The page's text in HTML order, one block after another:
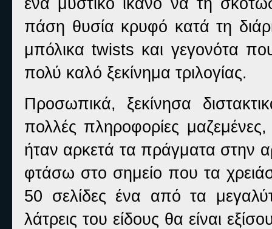
πάση θυσία κρυφό κατά τη
μπόλικα twists και γεγονότα
πολύ καλό ξεκίνημα τριλογίας.
Προσωπικά, ξεκίνησα
πολλές πληροφορίες
ήταν αρκετά τα πράγματα στην
φτάσω στο σημείο που τα
50 σελίδες ένα από τα
λάτρεις του είδους θα είναι